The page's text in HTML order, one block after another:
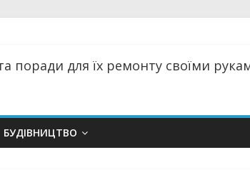
поради для їх ремонту своїми
БУДІВНИЦТВО